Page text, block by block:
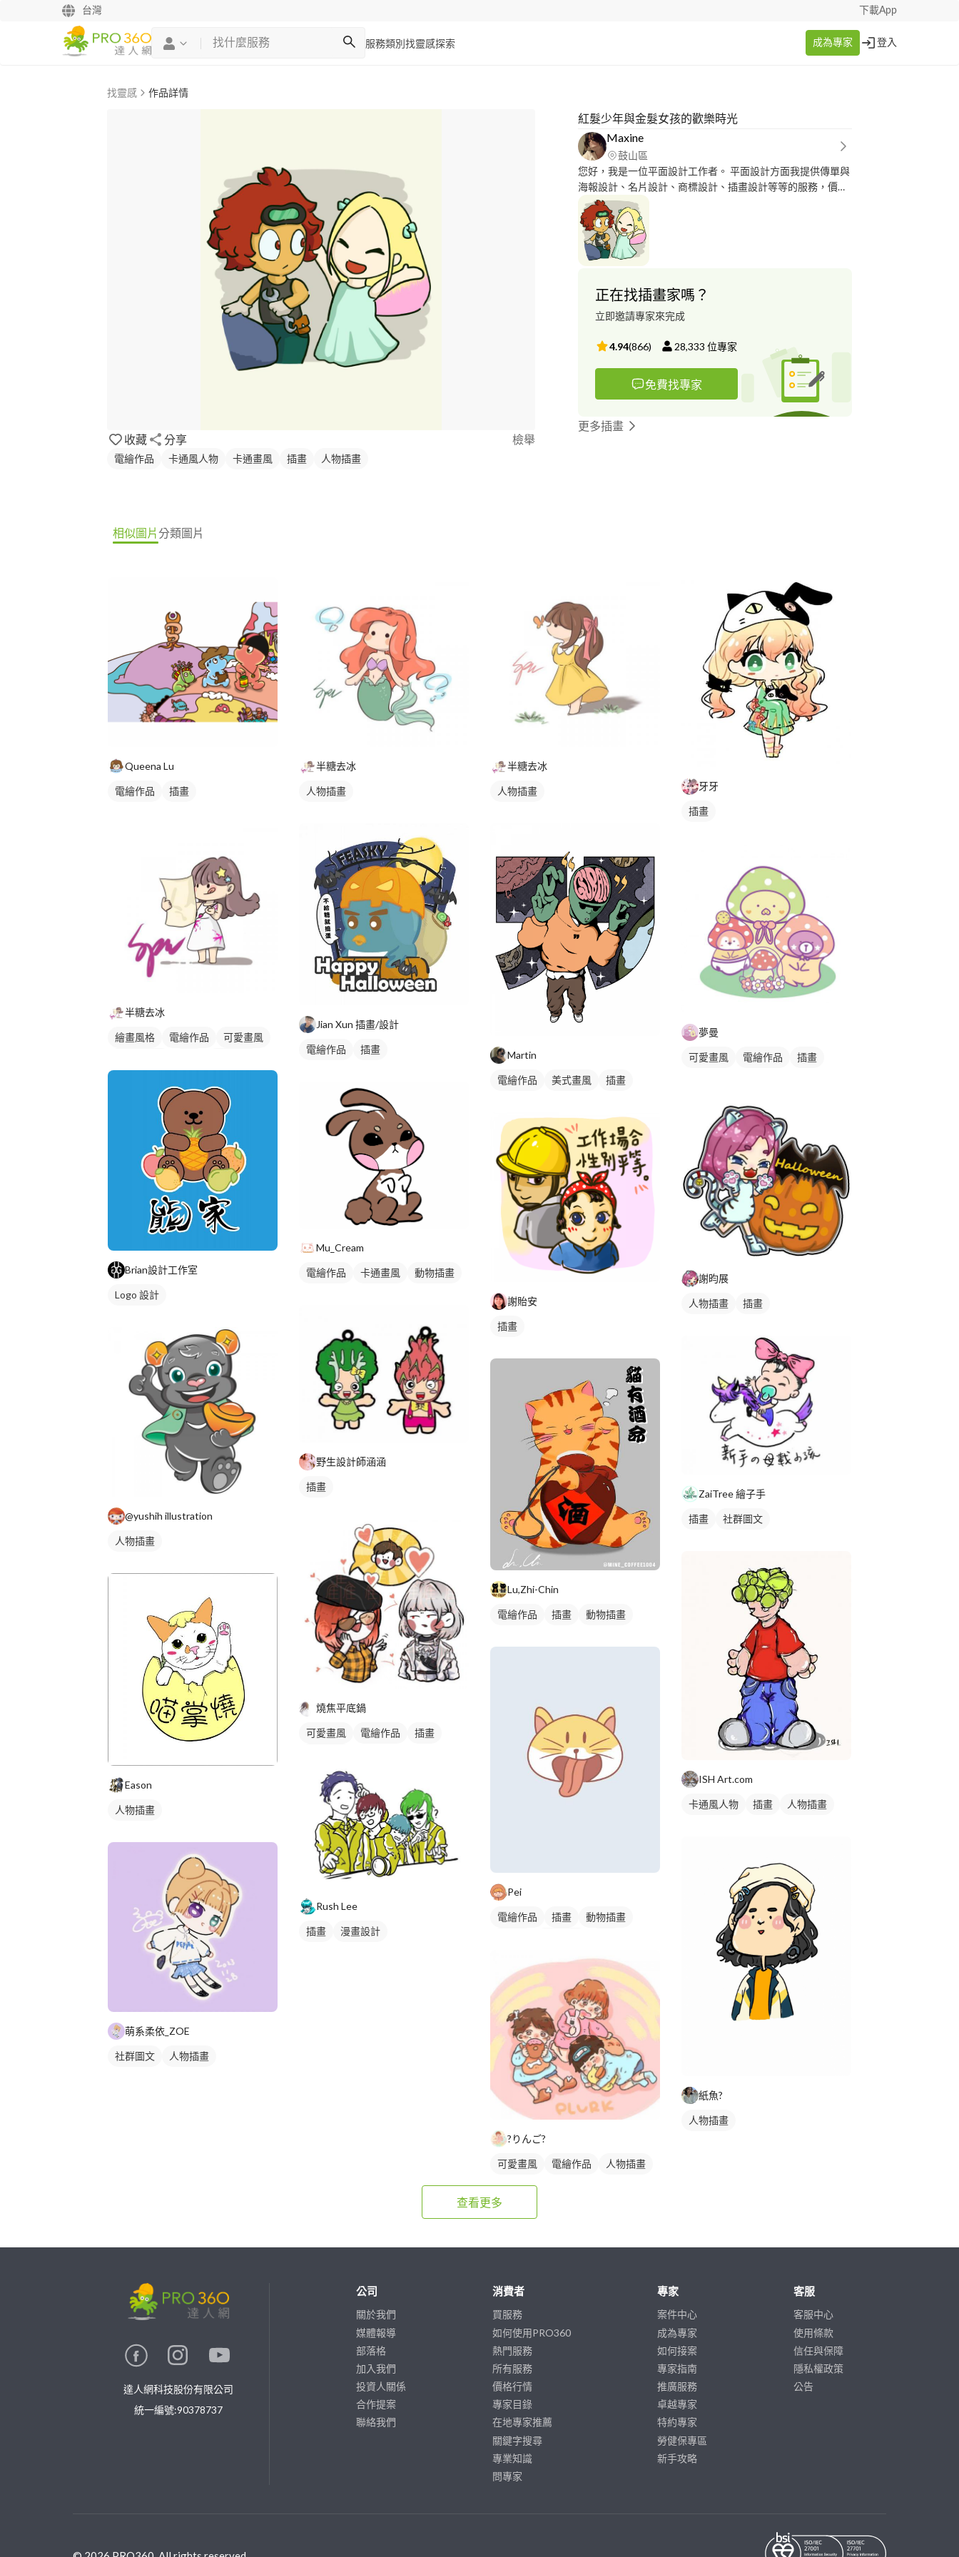
台灣 下載App
服務類別 找靈感探索 成為專家 登入
找靈感 作品詳情
收藏 分享 檢舉
電繪作品 卡通風人物 卡通畫風 插畫 人物插畫
紅髮少年與金髮女孩的歡樂時光
Maxine
鼓山區
您好，我是一位平面設計工作者。 平面設計方面我提供傳單與
海報設計、名片設計、商標設計、插畫設計等等的服務，價錢
可協議。
正在找插畫家嗎？
立即邀請專家來完成
4.94(866) 28,333 位專家
免費找專家
更多插畫
相似圖片分類圖片
Queena Lu
電繪作品 插畫
半糖去冰
繪畫風格 電繪作品
可愛畫風
Brian設計工作室
Logo 設計
@yushih illustration
人物插畫
Eason
人物插畫
萌系柔依_ZOE
社群圖文 人物插畫
半糖去冰
人物插畫
Jian Xun 插畫/設計
電繪作品 插畫
Mu_Cream
電繪作品 卡通畫風 動物插畫
野生設計師涵涵
插畫
燒焦平底鍋
可愛畫風 電繪作品
插畫
Rush Lee
插畫 漫畫設計
半糖去冰
人物插畫
Martin
電繪作品 美式畫風 插畫
謝貽安
插畫
Lu,Zhi-Chin
電繪作品 插畫 動物插畫
Pei
電繪作品 插畫
動物插畫
?りんご?
可愛畫風 電繪作品 人物插畫
牙牙
插畫
夢曼
可愛畫風 電繪作品 插畫
謝昀展
人物插畫 插畫
ZaiTree 繪子手
插畫 社群圖文
ISH Art.com
卡通風人物 插畫 人物插畫
紙魚?
人物插畫
查看更多
達人網科技股份有限公司
統一編號:90378737
公司
關於我們
媒體報導
部落格
加入我們
投資人關係
合作提案
聯絡我們
消費者
買服務
如何使用PRO360
熱門服務
所有服務
價格行情
專家目錄
在地專家推薦
關鍵字搜尋
專業知識
問專家
專家
案件中心
成為專家
如何接案
專家指南
推廣服務
卓越專家
特約專家
勞健保專區
新手攻略
客服
客服中心
使用條款
信任與保障
隱私權政策
公告